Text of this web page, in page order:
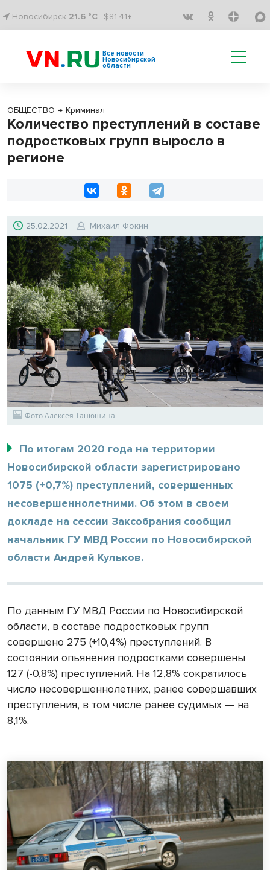
Новосибирск 21.6 °C $81.41↑
Все новости
Новосибирской
области
ОБЩЕСТВО → Криминал
Количество преступлений в составе
подростковых групп выросло в
регионе
25.02.2021 Михаил Фокин
Фото Алексея Танюшина
По итогам 2020 года на территории
Новосибирской области зарегистрировано
1075 (+0,7%) преступлений, совершенных
несовершеннолетними. Об этом в своем
докладе на сессии Заксобрания сообщил
начальник ГУ МВД России по Новосибирской
области Андрей Кульков.
По данным ГУ МВД России по Новосибирской
области, в составе подростковых групп
совершено 275 (+10,4%) преступлений. В
состоянии опьянения подростками совершены
127 (-0,8%) преступлений. На 12,8% сократилось
число несовершеннолетних, ранее совершавших
преступления, в том числе ранее судимых — на
8,1%.